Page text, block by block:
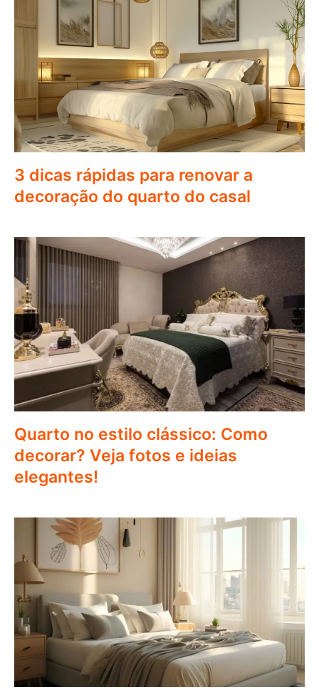
3 dicas rápidas para renovar a
decoração do quarto do casal
Quarto no estilo clássico: Como
decorar? Veja fotos e ideias
elegantes!